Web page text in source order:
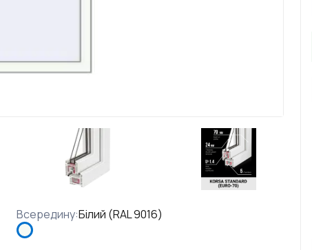
Всередину:Білий (RAL 9016)